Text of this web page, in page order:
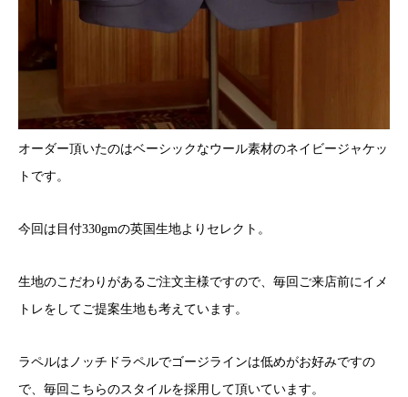
オーダー頂いたのはベーシックなウール素材のネイビージャケッ
トです。
今回は目付330gmの英国生地よりセレクト。
生地のこだわりがあるご注文主様ですので、毎回ご来店前にイメ
トレをしてご提案生地も考えています。
ラペルはノッチドラペルでゴージラインは低めがお好みですの
で、毎回こちらのスタイルを採用して頂いています。